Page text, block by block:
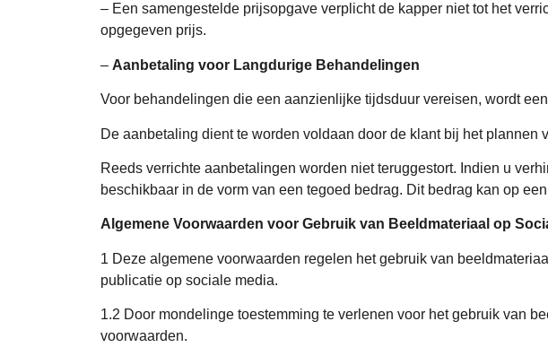
– Een samengestelde prijsopgave verplicht de kapper niet tot het
opgegeven prijs.
– Aanbetaling voor Langdurige Behandelingen
Voor behandelingen die een aanzienlijke tijdsduur vereisen, wordt
De aanbetaling dient te worden voldaan door de klant bij het
Reeds verrichte aanbetalingen worden niet teruggestort. Indien u
beschikbaar in de vorm van een tegoed bedrag. Dit bedrag kan op
Algemene Voorwaarden voor Gebruik van Beeldmateriaal op
1 Deze algemene voorwaarden regelen het gebruik van
publicatie op sociale media.
1.2 Door mondelinge toestemming te verlenen voor het gebruik van
voorwaarden.